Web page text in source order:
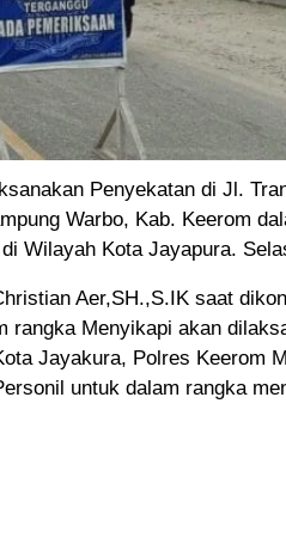
Penyekatan di Jl.
Warbo, Kab. Keerom
Wilayah Kota Jayapura.
Aer,SH.,S.IK saat
rangka Menyikapi akan
Jayakura, Polres Keerom
untuk dalam rangka